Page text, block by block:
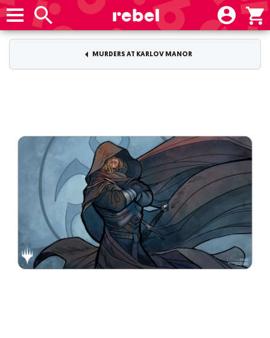
MURDERS AT KARLOV MANOR